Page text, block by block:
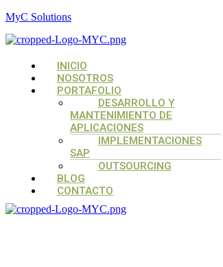
MyC Solutions
Menú
INICIO
NOSOTROS
PORTAFOLIO
DESARROLLO Y
MANTENIMIENTO DE
APLICACIONES
IMPLEMENTACIONES
SAP
OUTSOURCING
BLOG
CONTACTO
Menú